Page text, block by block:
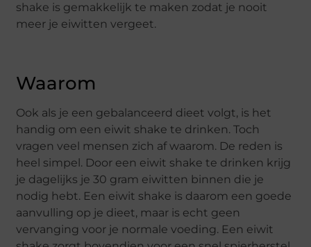
shake is gemakkelijk te maken zodat je nooit
meer je eiwitten vergeet.
Waarom
Ook als je een gebalanceerd dieet volgt, is het
handig om een eiwit shake te drinken. Toch
vragen veel mensen zich af waarom. De reden is
heel simpel. Door een eiwit shake te drinken krijg
je dagelijks je 30 gram eiwitten binnen die je
nodig hebt. Een eiwit shake is daarom een goede
aanvulling op je dieet, maar is echt geen
vervanging voor je normale voeding. Een eiwit